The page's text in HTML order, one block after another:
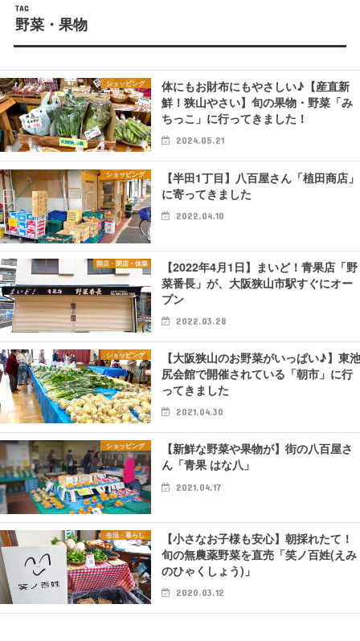
TAG
野菜・果物
ショッピング
体にもお財布にもやさしい♪【産直新
鮮！狭山やさい】旬の果物・野菜「み
ちっこ」に行ってきました！
2024.05.21
ショッピング
【半田1丁目】八百屋さん「植田商店」
に寄ってきました
2022.04.10
開店・閉店・休業
【2022年4月1日】まいど！青果店「野
菜番長」が、大阪狭山市駅すぐにオー
プン
2022.03.28
ショッピング
【大阪狭山のお野菜がいっぱい♪】東
尻会館で開催されている「朝市」に行
ってきました
2021.04.30
ショッピング
【新鮮な野菜や果物が】街の八百屋さ
ん「青果 はな八」
2021.04.17
生活・暮らし
【小さなお子様も安心】朝採れたて！
旬の無農薬野菜を直売「笑ノ百姓(えみ
のひゃくしょう)」
2020.03.12